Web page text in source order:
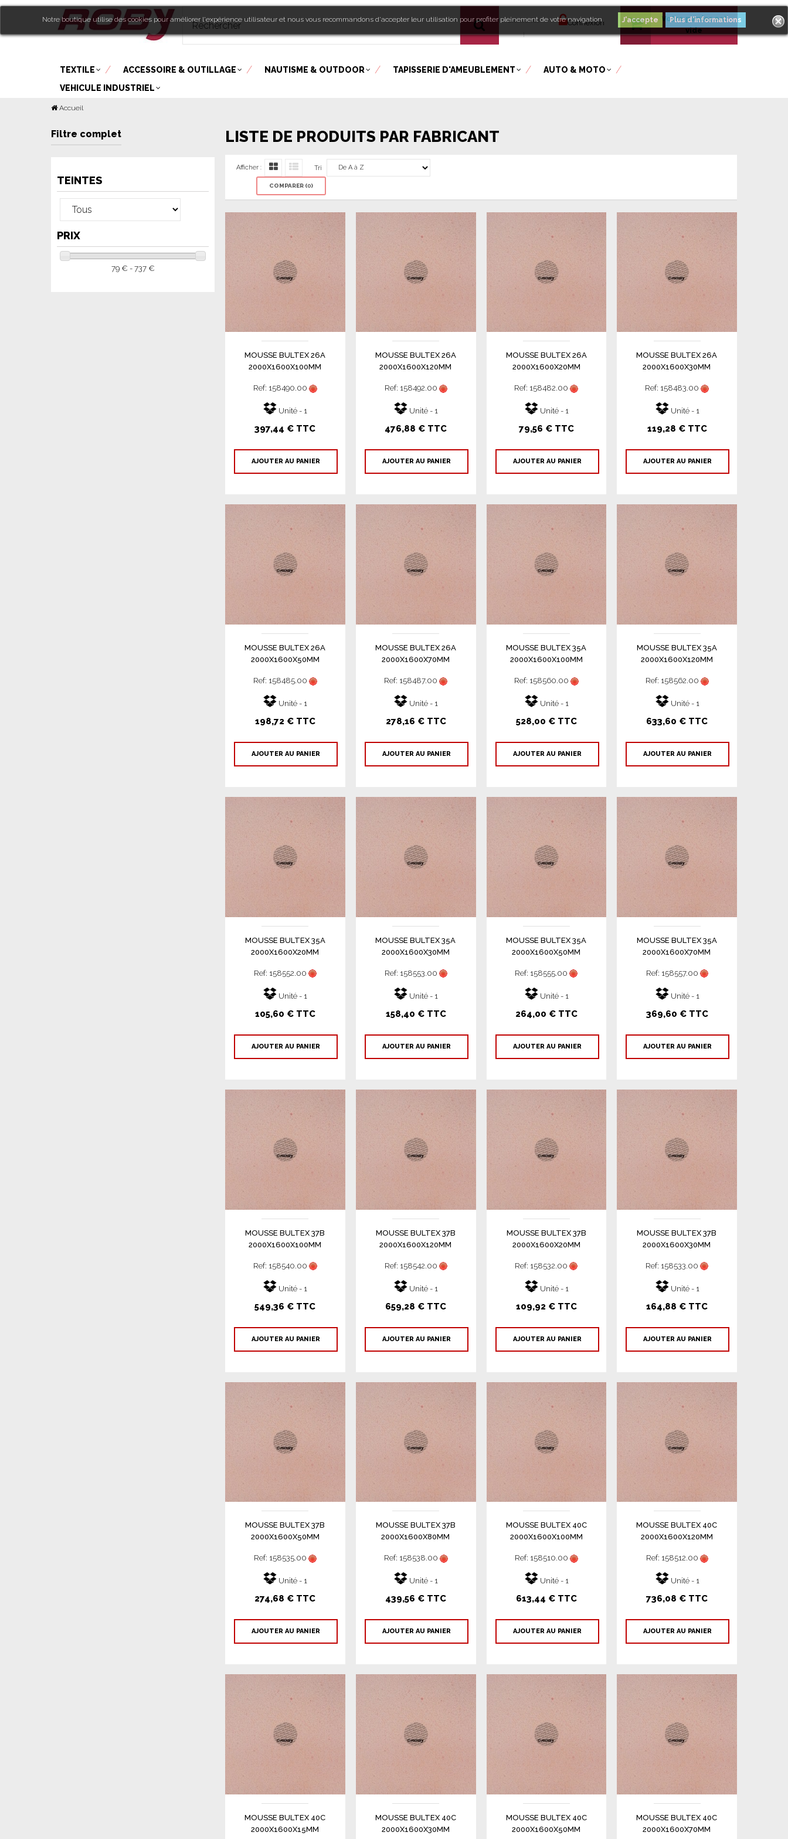
Votre panier est
vide
Bienvenue
!
Notre boutique utilise des cookies pour améliorer l'expérience utilisateur et nous vous recommandons d'accepter leur utilisation pour profiter pleinement de votre navigation. Plus d'informations
Connexion
TEXTILE ACCESSOIRE & OUTILLAGE NAUTISME & OUTDOOR TAPISSERIE D'AMEUBLEMENT
AUTO & MOTO
VEHICULE INDUSTRIEL
Accueil
Filtre complet
TEINTES
PRIX
79 € - 737 €
LISTE DE PRODUITS PAR FABRICANT
Afficher : Tri
COMPARER (0)
MOUSSE BULTEX 26A
2000X1600X100MM
Ref: 158490.00
Unité - 1
397,44 € TTC
AJOUTER AU PANIER
MOUSSE BULTEX 26A
2000X1600X120MM
Ref: 158492.00
Unité - 1
476,88 € TTC
AJOUTER AU PANIER
MOUSSE BULTEX 26A
2000X1600X20MM
Ref: 158482.00
Unité - 1
79,56 € TTC
AJOUTER AU PANIER
MOUSSE BULTEX 26A
2000X1600X30MM
Ref: 158483.00
Unité - 1
119,28 € TTC
AJOUTER AU PANIER
MOUSSE BULTEX 26A
2000X1600X50MM
Ref: 158485.00
Unité - 1
198,72 € TTC
AJOUTER AU PANIER
MOUSSE BULTEX 26A
2000X1600X70MM
Ref: 158487.00
Unité - 1
278,16 € TTC
AJOUTER AU PANIER
MOUSSE BULTEX 35A
2000X1600X100MM
Ref: 158560.00
Unité - 1
528,00 € TTC
AJOUTER AU PANIER
MOUSSE BULTEX 35A
2000X1600X120MM
Ref: 158562.00
Unité - 1
633,60 € TTC
AJOUTER AU PANIER
MOUSSE BULTEX 35A
2000X1600X20MM
Ref: 158552.00
Unité - 1
105,60 € TTC
AJOUTER AU PANIER
MOUSSE BULTEX 35A
2000X1600X30MM
Ref: 158553.00
Unité - 1
158,40 € TTC
AJOUTER AU PANIER
MOUSSE BULTEX 35A
2000X1600X50MM
Ref: 158555.00
Unité - 1
264,00 € TTC
AJOUTER AU PANIER
MOUSSE BULTEX 35A
2000X1600X70MM
Ref: 158557.00
Unité - 1
369,60 € TTC
AJOUTER AU PANIER
MOUSSE BULTEX 37B
2000X1600X100MM
Ref: 158540.00
Unité - 1
549,36 € TTC
AJOUTER AU PANIER
MOUSSE BULTEX 37B
2000X1600X120MM
Ref: 158542.00
Unité - 1
659,28 € TTC
AJOUTER AU PANIER
MOUSSE BULTEX 37B
2000X1600X20MM
Ref: 158532.00
Unité - 1
109,92 € TTC
AJOUTER AU PANIER
MOUSSE BULTEX 37B
2000X1600X30MM
Ref: 158533.00
Unité - 1
164,88 € TTC
AJOUTER AU PANIER
MOUSSE BULTEX 37B
2000X1600X50MM
Ref: 158535.00
Unité - 1
274,68 € TTC
AJOUTER AU PANIER
MOUSSE BULTEX 37B
2000X1600X80MM
Ref: 158538.00
Unité - 1
439,56 € TTC
AJOUTER AU PANIER
MOUSSE BULTEX 40C
2000X1600X100MM
Ref: 158510.00
Unité - 1
613,44 € TTC
AJOUTER AU PANIER
MOUSSE BULTEX 40C
2000X1600X120MM
Ref: 158512.00
Unité - 1
736,08 € TTC
AJOUTER AU PANIER
MOUSSE BULTEX 40C
2000X1600X15MM
MOUSSE BULTEX 40C
2000X1600X30MM
MOUSSE BULTEX 40C
2000X1600X50MM
MOUSSE BULTEX 40C
2000X1600X70MM